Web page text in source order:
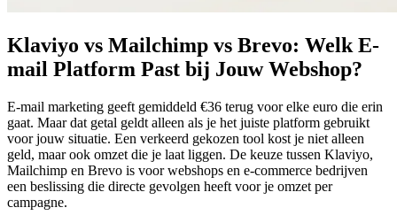
Klaviyo vs Mailchimp vs Brevo: Welk E-
mail Platform Past bij Jouw Webshop?
E-mail marketing geeft gemiddeld €36 terug voor elke euro die erin
gaat. Maar dat getal geldt alleen als je het juiste platform gebruikt
voor jouw situatie. Een verkeerd gekozen tool kost je niet alleen
geld, maar ook omzet die je laat liggen. De keuze tussen Klaviyo,
Mailchimp en Brevo is voor webshops en e-commerce bedrijven
een beslissing die directe gevolgen heeft voor je omzet per
campagne.